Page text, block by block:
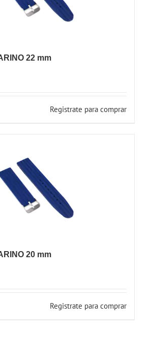
22 mm
Registrate para comprar
20 mm
Registrate para comprar